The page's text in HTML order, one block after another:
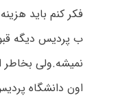
فکر کنم باید
ب پردیس دیگه
نمیشه.ولی بخاطر
اون دانشگاه